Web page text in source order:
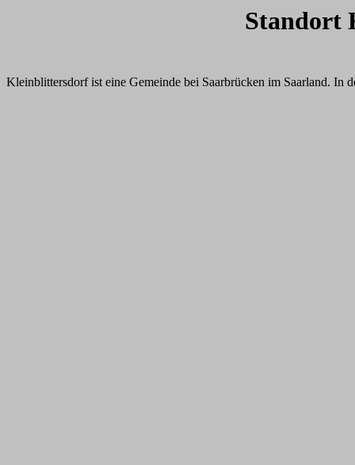
Standort
Kleinblittersdorf ist eine Gemeinde bei Saarbrücken im Saarland. In